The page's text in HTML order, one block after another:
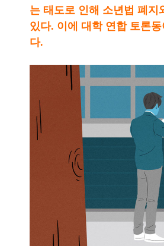
는 태도로 인해 소년법 폐
있다. 이에 대학 연합 토론
다.